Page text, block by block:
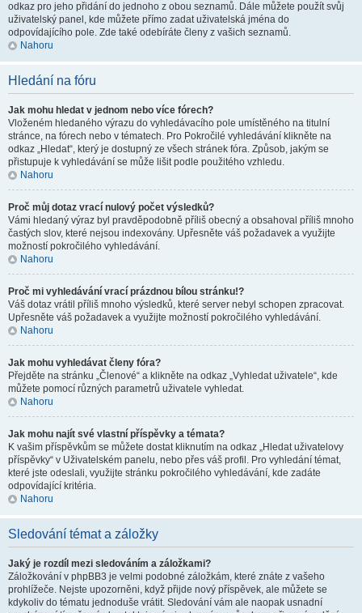
odkaz pro jeho přidání do jednoho z obou seznamů. Dále můžete použít svůj
uživatelský panel, kde můžete přímo zadat uživatelská jména do
odpovídajícího pole. Zde také odebíráte členy z vašich seznamů.
Nahoru
Hledání na fóru
Jak mohu hledat v jednom nebo více fórech?
Vloženém hledaného výrazu do vyhledávacího pole umístěného na titulní
stránce, na fórech nebo v tématech. Pro Pokročilé vyhledávání klikněte na
odkaz „Hledat“, který je dostupný ze všech stránek fóra. Způsob, jakým se
přistupuje k vyhledávání se může lišit podle použitého vzhledu.
Nahoru
Proč můj dotaz vrací nulový počet výsledků?
Vámi hledaný výraz byl pravděpodobně příliš obecný a obsahoval příliš mnoho
častých slov, které nejsou indexovány. Upřesněte váš požadavek a využijte
možností pokročilého vyhledávání.
Nahoru
Proč mi vyhledávání vrací prázdnou bílou stránku!?
Váš dotaz vrátil příliš mnoho výsledků, které server nebyl schopen zpracovat.
Upřesněte váš požadavek a využijte možností pokročilého vyhledávání.
Nahoru
Jak mohu vyhledávat členy fóra?
Přejděte na stránku „Členové“ a klikněte na odkaz „Vyhledat uživatele“, kde
můžete pomocí různých parametrů uživatele vyhledat.
Nahoru
Jak mohu najít své vlastní příspěvky a témata?
K vašim příspěvkům se můžete dostat kliknutím na odkaz „Hledat uživatelovy
příspěvky“ v Uživatelském panelu, nebo přes váš profil. Pro vyhledání témat,
které jste odeslali, využijte stránku pokročilého vyhledávání, kde zadáte
odpovídající kritéria.
Nahoru
Sledování témat a záložky
Jaký je rozdíl mezi sledováním a záložkami?
Záložkování v phpBB3 je velmi podobné záložkám, které znáte z vašeho
prohlížeče. Nejste upozorněni, když přijde nový příspěvek, ale můžete se
kdykoliv do tématu jednoduše vrátit. Sledování vám ale naopak usnadní